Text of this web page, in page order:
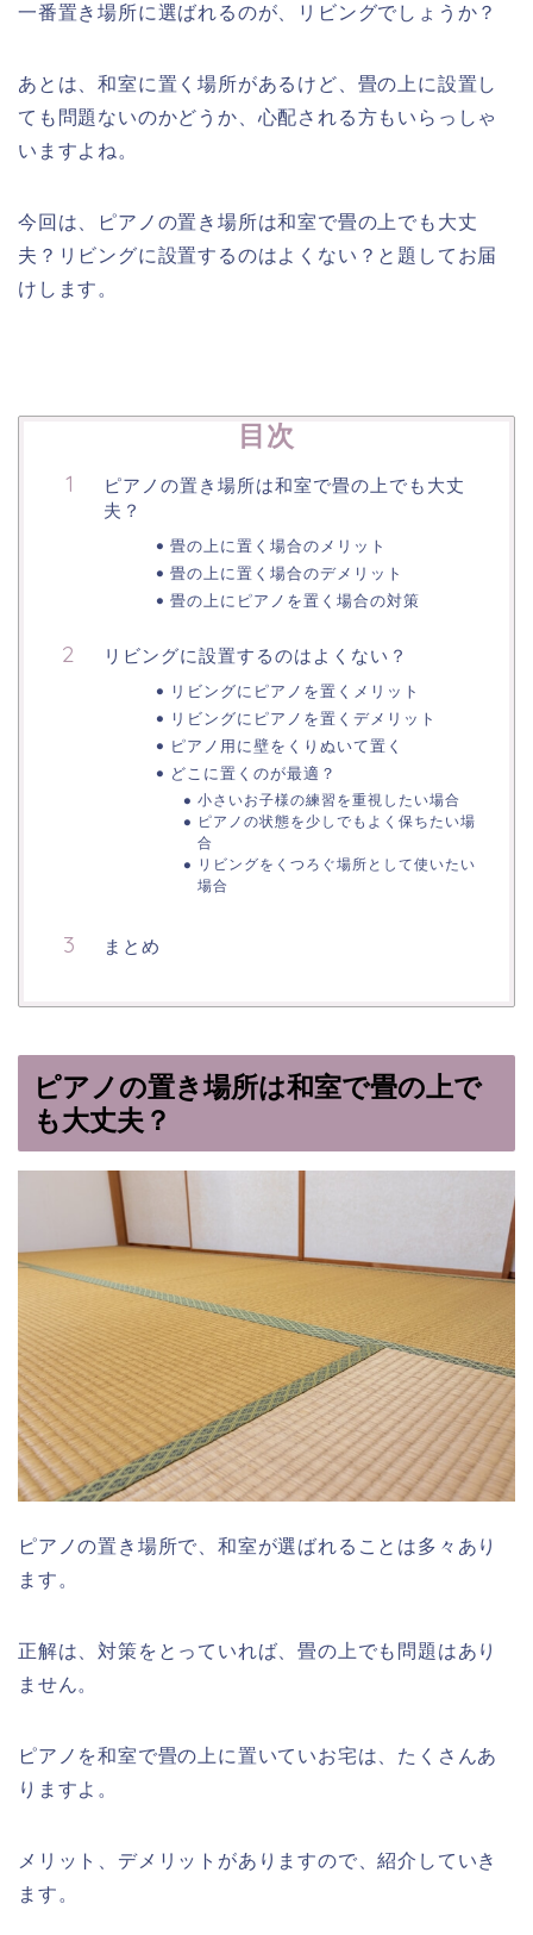
一番置き場所に選ばれるのが、リビングでしょうか？
あとは、和室に置く場所があるけど、畳の上に設置し
ても問題ないのかどうか、心配される方もいらっしゃ
いますよね。
今回は、ピアノの置き場所は和室で畳の上でも大丈
夫？リビングに設置するのはよくない？と題してお届
けします。
目次
ピアノの置き場所は和室で畳の上でも大丈
夫？
畳の上に置く場合のメリット
畳の上に置く場合のデメリット
畳の上にピアノを置く場合の対策
リビングに設置するのはよくない？
リビングにピアノを置くメリット
リビングにピアノを置くデメリット
ピアノ用に壁をくりぬいて置く
どこに置くのが最適？
小さいお子様の練習を重視したい場合
ピアノの状態を少しでもよく保ちたい場
合
リビングをくつろぐ場所として使いたい
場合
まとめ
ピアノの置き場所は和室で畳の上で
も大丈夫？
ピアノの置き場所で、和室が選ばれることは多々あり
ます。
正解は、対策をとっていれば、畳の上でも問題はあり
ません。
ピアノを和室で畳の上に置いていお宅は、たくさんあ
りますよ。
メリット、デメリットがありますので、紹介していき
ます。